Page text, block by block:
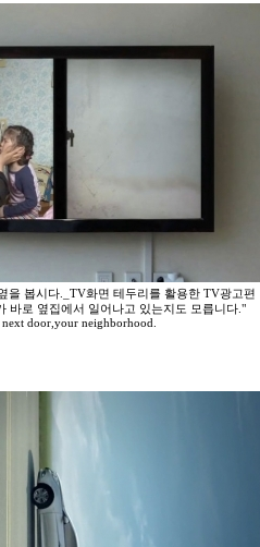
을 봅시다._TV화면 테두리를 활용한 TV광고편
바로 옆집에서 일어나고 있는지도 모릅니다."
door,your neighborhood.